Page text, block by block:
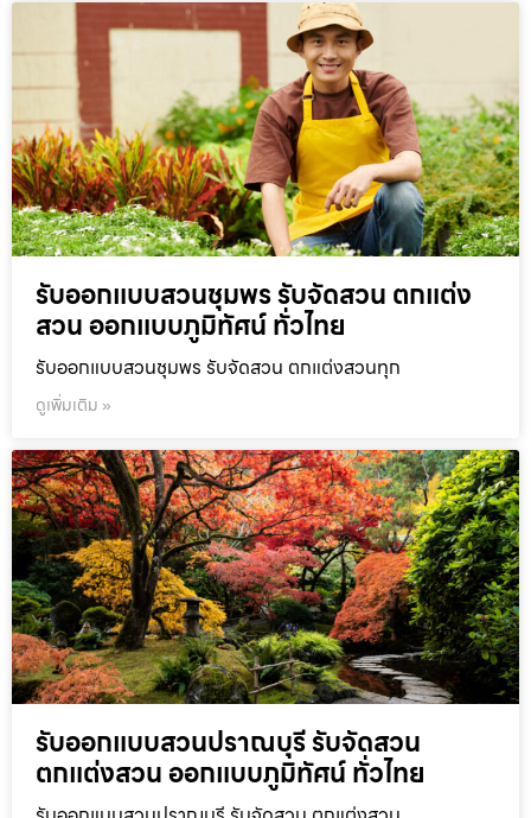
รับออกแบบสวนชุมพร รับจัดสวน ตกแต่ง
สวน ออกแบบภูมิทัศน์ ทั่วไทย
รับออกแบบสวนชุมพร รับจัดสวน ตกแต่งสวนทุก
ดูเพิ่มเติม »
รับออกแบบสวนปราณบุรี รับจัดสวน
ตกแต่งสวน ออกแบบภูมิทัศน์ ทั่วไทย